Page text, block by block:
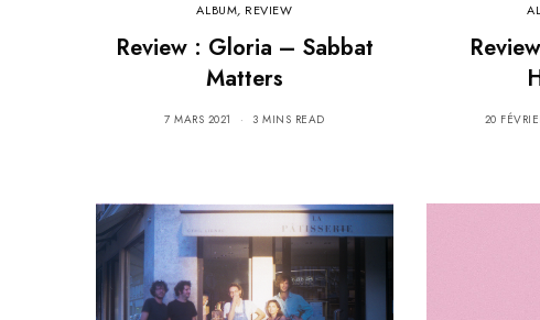
ALBUM, REVIEW
Review : Gloria – Sabbat
Matters
7 MARS 2021 3 MINS READ 20